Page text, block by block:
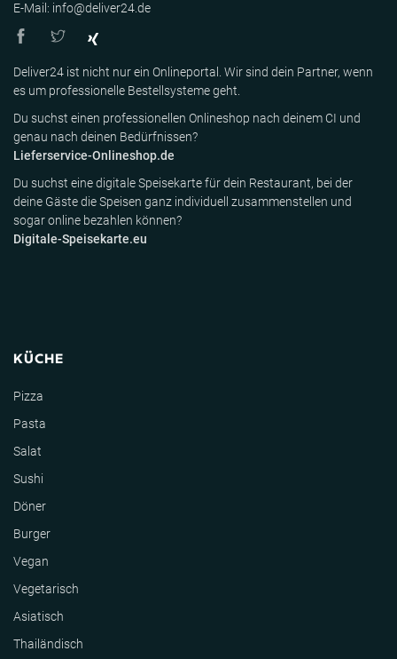
E-Mail: info@deliver24.de
Deliver24 ist nicht nur ein Onlineportal. Wir sind dein Partner, wenn
es um professionelle Bestellsysteme geht.
Du suchst einen professionellen Onlineshop nach deinem CI und
genau nach deinen Bedürfnissen?
Lieferservice-Onlineshop.de
Du suchst eine digitale Speisekarte für dein Restaurant, bei der
deine Gäste die Speisen ganz individuell zusammenstellen und
sogar online bezahlen können?
Digitale-Speisekarte.eu
KÜCHE
Pizza
Pasta
Salat
Sushi
Döner
Burger
Vegan
Vegetarisch
Asiatisch
Thailändisch